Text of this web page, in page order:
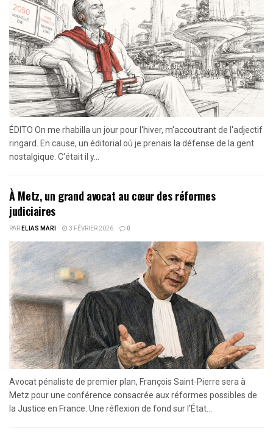
ÉDITO On me rhabilla un jour pour l'hiver, m'accoutrant de l'adjectif
ringard. En cause, un éditorial où je prenais la défense de la gent
nostalgique. C'était il y...
À Metz, un grand avocat au cœur des réformes
judiciaires
PARELIAS MARI 3 FÉVRIER 2026 0
Avocat pénaliste de premier plan, François Saint-Pierre sera à
Metz pour une conférence consacrée aux réformes possibles de
la Justice en France. Une réflexion de fond sur l’État...